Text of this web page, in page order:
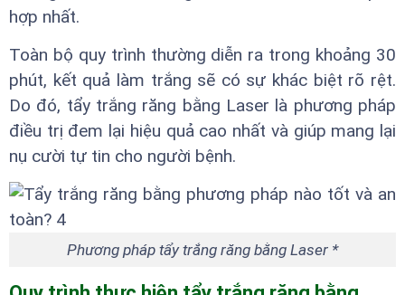
hợp nhất.
Toàn bộ quy trình thường diễn ra trong khoảng 30
phút, kết quả làm trắng sẽ có sự khác biệt rõ rệt.
Do đó, tẩy trắng răng bằng Laser là phương pháp
điều trị đem lại hiệu quả cao nhất và giúp mang lại
nụ cười tự tin cho người bệnh.
Phương pháp tẩy trắng răng bằng Laser *